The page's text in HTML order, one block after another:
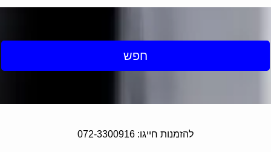
חפש
להזמנות חייגו: 072-3300916